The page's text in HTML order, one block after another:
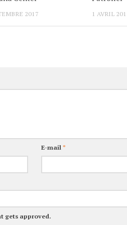
2017 1 AVRIL
E-mail*
gets approved.